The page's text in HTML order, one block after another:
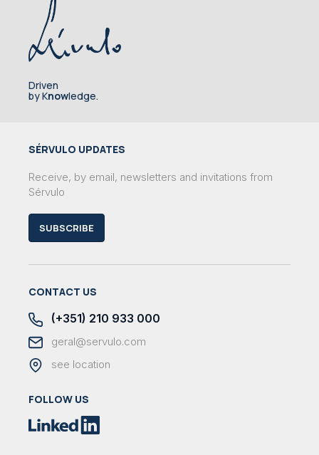
Driven
by Knowledge.
SÉRVULO UPDATES
Receive, by email, newsletters and invitations from
Sérvulo
SUBSCRIBE
CONTACT US
(+351) 210 933 000
geral@servulo.com
see location
FOLLOW US